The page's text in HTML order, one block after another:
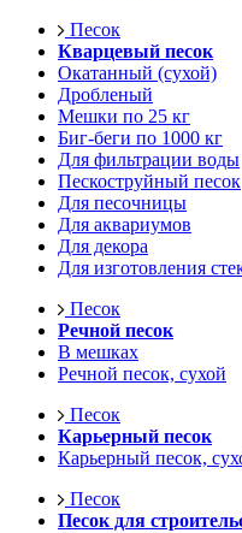
Песок
Кварцевый песок
Окатанный (сухой)
Дробленый
Мешки по 25 кг
Биг-беги по 1000 кг
Для фильтрации воды
Пескоструйный песок
Для песочницы
Для аквариумов
Для декора
Для изготовления
Песок
Речной песок
В мешках
Речной песок, сухой
Песок
Карьерный песок
Карьерный песок,
Песок
Песок для